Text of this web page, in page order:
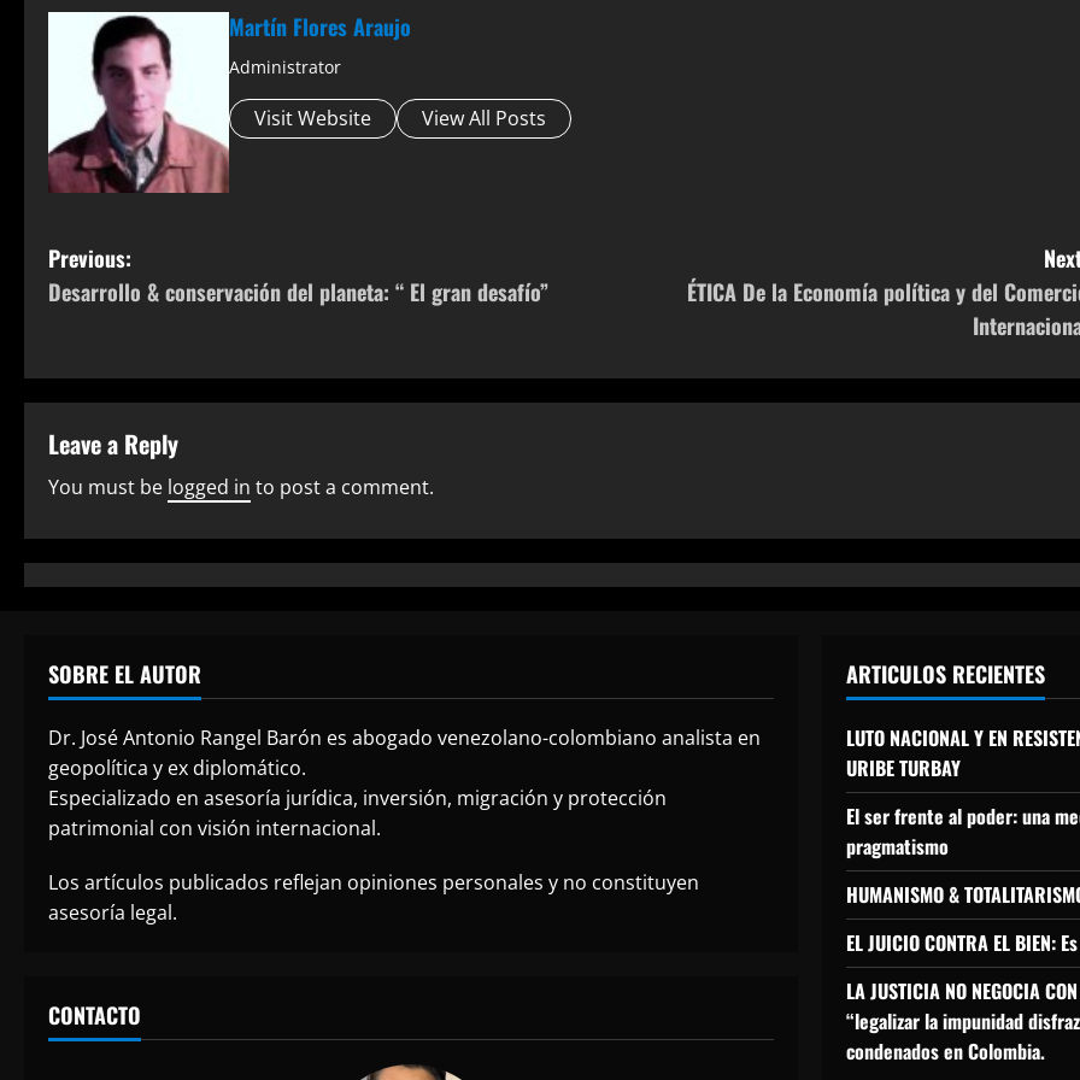
Martín Flores Araujo
Administrator
Visit Website View All Posts
P
o
s
t
n
v
g
a
t
i
o
n
Previous:
Desarrollo & conservación del planeta: “ El gran desafío”
ÉTICA De la Economía política y del
Leave a Reply
You must be logged in to post a comment.
SOBRE EL AUTOR
Dr. José Antonio Rangel Barón es abogado venezolano-colombiano analista en
geopolítica y ex diplomático.
Especializado en asesoría jurídica, inversión, migración y protección
patrimonial con visión internacional.
Los artículos publicados reflejan opiniones personales y no constituyen
asesoría legal.
CONTACTO
ARTICULOS RECIENTES
LUTO NACIONAL Y EN
URIBE TURBAY
El ser frente al poder: una
pragmatismo
HUMANISMO &
EL JUICIO CONTRA EL
LA JUSTICIA NO NEGOCIA
“legalizar la impunidad
condenados en Colombia.